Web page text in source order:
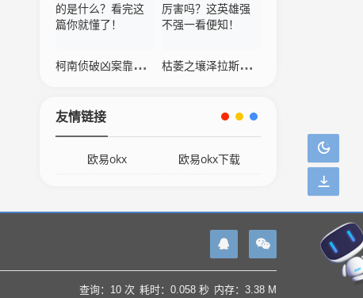
柯南侦破凶案靠的是什么？看完这篇你就懂了！ 枯萎之壤泽拉斯厉害吗？这英雄强不强一看便知！
友情链接
欧易okx 欧易okx下载
查询：10 次 耗时：0.058 秒 内存：3.38 M